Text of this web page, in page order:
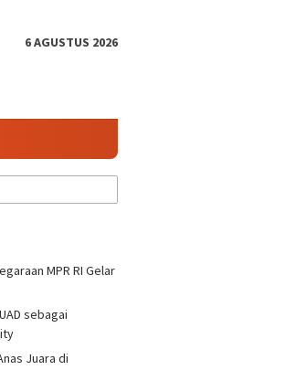
6 AGUSTUS 2026
Bonit Wiryawan : Jangan
Nasional
MPR RI Gelar
sebagai
Juara di